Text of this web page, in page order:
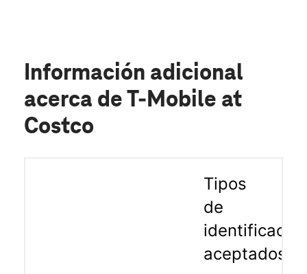
Información adicional
acerca de T-Mobile at
Costco
Tipos
de
aceptados